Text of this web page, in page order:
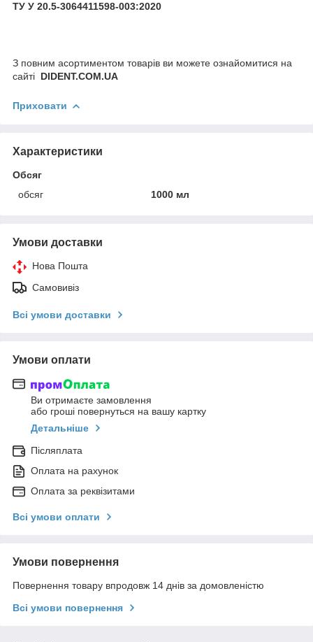
ТУ У 20.5-3064411598-003:2020
З повним асортиментом товарів ви можете ознайомитися на
сайті DIDENT.COM.UA
Приховати
Характеристики
Обсяг
обсяг
1000 мл
Умови доставки
Нова Пошта
Самовивіз
Всі умови доставки
Умови оплати
Ви отримаєте замовлення
або гроші повернуться на вашу картку
Детальніше
Післяплата
Оплата на рахунок
Оплата за реквізитами
Всі умови оплати
Умови повернення
Повернення товару впродовж 14 днів за домовленістю
Всі умови повернення